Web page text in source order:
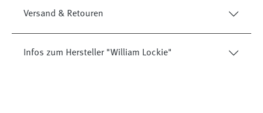
Versand & Retouren
Infos zum Hersteller "William Lockie"